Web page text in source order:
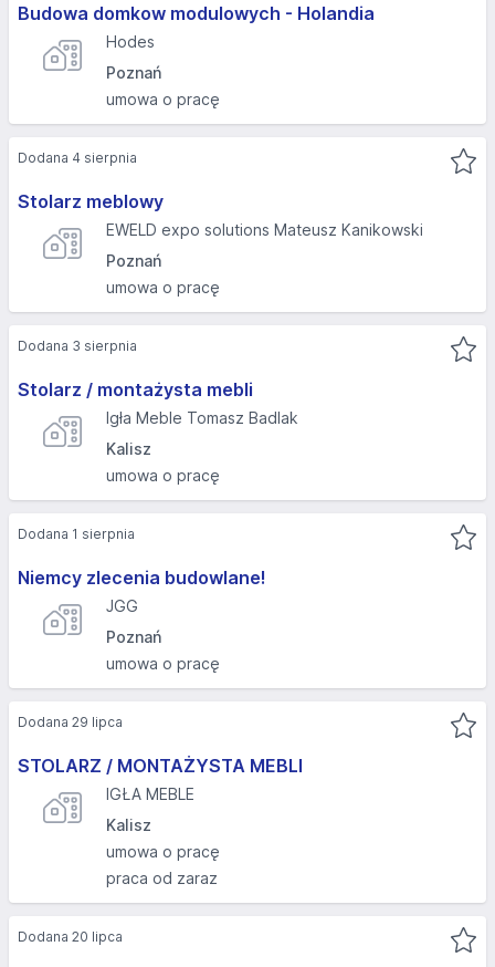
Budowa domkow modulowych - Holandia
Hodes
Poznań
umowa o pracę
Stolarz meblowy
EWELD expo solutions Mateusz Kanikowski
Poznań
umowa o pracę
Dodana 4 sierpnia
Stolarz / montażysta mebli
Igła Meble Tomasz Badlak
Kalisz
umowa o pracę
Dodana 3 sierpnia
Niemcy zlecenia budowlane!
JGG
Poznań
umowa o pracę
Dodana 1 sierpnia
STOLARZ / MONTAŻYSTA MEBLI
IGŁA MEBLE
Kalisz
umowa o pracę
praca od zaraz
Dodana 29 lipca
Dodana 20 lipca